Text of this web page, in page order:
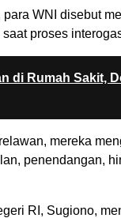
WNI disebut
proses
di Rumah Sakit,
mereka
penendangan,
RI, Sugiono,